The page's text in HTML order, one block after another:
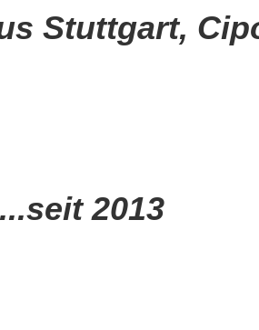
Stuttgart,
...seit 2013